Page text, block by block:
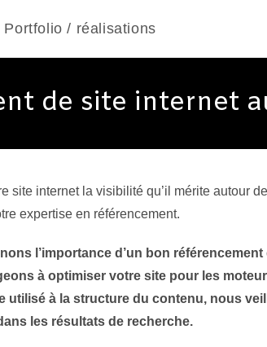
Portfolio / réalisations
de site internet
site internet la visibilité qu’il mérite autour
expertise en référencement.
l’importance d’un bon
à optimiser votre site pour les
utilisé à la structure du contenu, nous
les résultats de recherche.